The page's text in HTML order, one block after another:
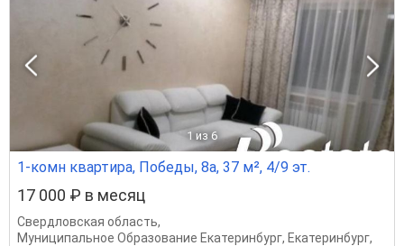
1 из 6
1-комн квартира, Победы, 8а, 37 м², 4/9 эт.
17 000 ₽ в месяц
Свердловская область,
Муниципальное Образование Екатеринбург, Екатеринбург,